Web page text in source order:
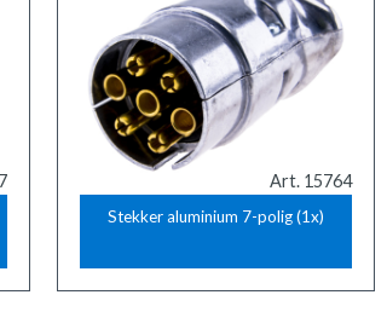
Art. 15764
Stekker aluminium 7-polig (1x)